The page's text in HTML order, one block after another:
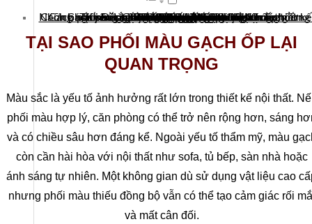
Tại sao phối màu gạch ốp lại quan trọng
Những nguyên tắc cần biết khi phối màu gạch ốp tường
Quy tắc phối màu 60-30-10
Đồng bộ với nội thất và gạch lát nền
Không sử dụng gạch ốp quá nhiều màu nổi
Chú ý ảnh sáng tự nhiên
Cách phối màu gạch ốp tường theo diện tích
Không gian nhỏ
Không gian vừa
Không gian lớn
Cách phối màu gạch ốp tường theo phong cách thiết kế
Phong cách hiện đại
Phong cách Luxury
Phong cách Minimalist
Phong cách Industrial
Cách phối màu gạch ốp tường theo từng không gian
Phòng khách
Nhà bếp
Phòng ngủ
Nhà vệ sinh
TẠI SAO PHỐI MÀU GẠCH ỐP LẠI
QUAN TRỌNG
Màu sắc là yếu tố ảnh hưởng rất lớn trong thiết kế nội thất.
phối màu hợp lý, căn phòng có thể trở nên rộng hơn, sáng
và có chiều sâu hơn đáng kể. Ngoài yếu tố thẩm mỹ, màu
còn cần hài hòa với nội thất như sofa, tủ bếp, sàn nhà hoặc
ánh sáng tự nhiên. Một không gian dù sử dụng vật liệu cao
nhưng phối màu thiếu đồng bộ vẫn có thể tạo cảm giác rối
và mất cân đối.